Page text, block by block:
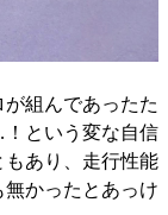
組んであったた
という変な自信
もあり、走行性能
かったとあっけ